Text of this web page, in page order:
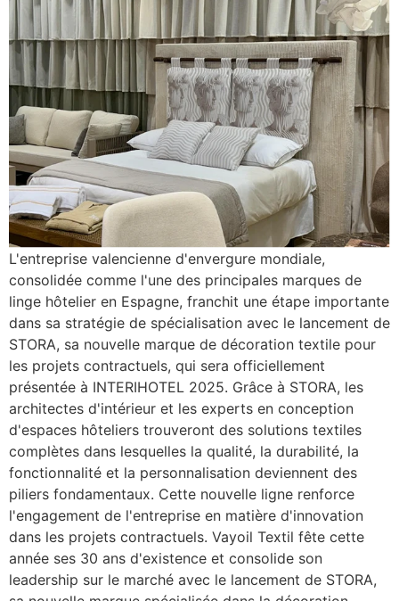
L'entreprise valencienne d'envergure mondiale,
consolidée comme l'une des principales marques de
linge hôtelier en Espagne, franchit une étape importante
dans sa stratégie de spécialisation avec le lancement de
STORA, sa nouvelle marque de décoration textile pour
les projets contractuels, qui sera officiellement
présentée à INTERIHOTEL 2025. Grâce à STORA, les
architectes d'intérieur et les experts en conception
d'espaces hôteliers trouveront des solutions textiles
complètes dans lesquelles la qualité, la durabilité, la
fonctionnalité et la personnalisation deviennent des
piliers fondamentaux. Cette nouvelle ligne renforce
l'engagement de l'entreprise en matière d'innovation
dans les projets contractuels. Vayoil Textil fête cette
année ses 30 ans d'existence et consolide son
leadership sur le marché avec le lancement de STORA,